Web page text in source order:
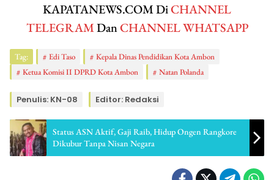
KAPATANEWS.COM DiCHANNEL
TELEGRAMDanCHANNEL WHATSAPP
Tag: Edi Taso
Kepala Dinas Pendidikan Kota Ambon
Ketua Komisi II DPRD Kota Ambon
Natan Polanda
Penulis: KN-08 Editor: Redaksi
Status ASN Aktif, Gaji Raib, Hidup Ongen Rangkore
Dikubur Tanpa Nisan Negara